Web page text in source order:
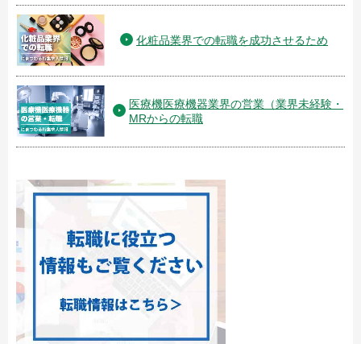
化粧品業界での転職を成功させるため
医療機医療機器業界の営業（業界未経験・
MRからの転職